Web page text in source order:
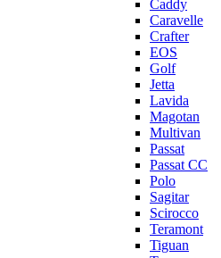
Caddy
Caravelle
Crafter
EOS
Golf
Jetta
Lavida
Magotan
Multivan
Passat
Passat CC
Polo
Sagitar
Scirocco
Teramont
Tiguan